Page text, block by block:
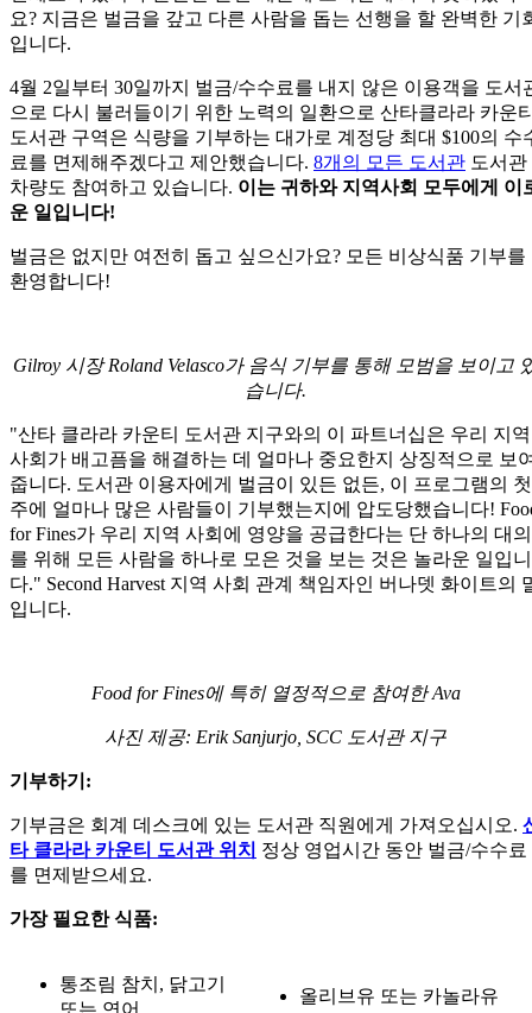
요? 지금은 벌금을 갚고 다른 사람을 돕는 선행을 할 완벽한 기
입니다.
4월 2일부터 30일까지 벌금/수수료를 내지 않은 이용객을 도서
으로 다시 불러들이기 위한 노력의 일환으로 산타클라라 카운
도서관 구역은 식량을 기부하는 대가로 계정당 최대 $100의 수
료를 면제해주겠다고 제안했습니다. 8개의 모든 도서관 도서관
차량도 참여하고 있습니다. 이는 귀하와 지역사회 모두에게 이
운 일입니다!
벌금은 없지만 여전히 돕고 싶으신가요? 모든 비상식품 기부를
환영합니다!
Gilroy 시장 Roland Velasco가 음식 기부를 통해 모범을 보이고
습니다.
"산타 클라라 카운티 도서관 지구와의 이 파트너십은 우리 지역
사회가 배고픔을 해결하는 데 얼마나 중요한지 상징적으로 보
줍니다. 도서관 이용자에게 벌금이 있든 없든, 이 프로그램의 첫
주에 얼마나 많은 사람들이 기부했는지에 압도당했습니다!
for Fines가 우리 지역 사회에 영양을 공급한다는 단 하나의 대의
를 위해 모든 사람을 하나로 모은 것을 보는 것은 놀라운 일입니
다." Second Harvest 지역 사회 관계 책임자인 버나뎃 화이트의
입니다.
Food for Fines에 특히 열정적으로 참여한 Ava
사진 제공: Erik Sanjurjo, SCC 도서관 지구
기부하기:
기부금은 회계 데스크에 있는 도서관 직원에게 가져오십시오.
타 클라라 카운티 도서관 위치 정상 영업시간 동안 벌금/수수료
를 면제받으세요.
가장 필요한 식품:
통조림 참치, 닭고기
또는 연어
올리브유 또는 카놀라유